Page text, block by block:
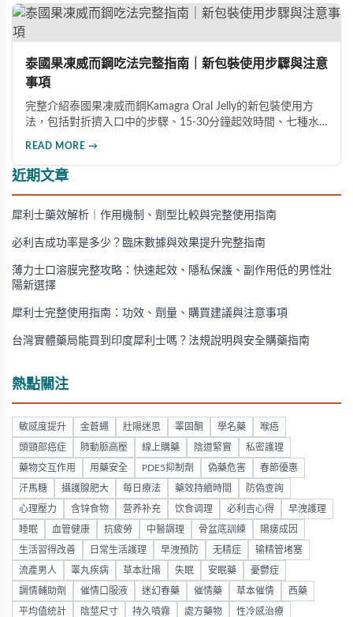
泰國果凍威而鋼吃法完整指南｜新包裝使用步驟與注意
事項
完整介紹泰國果凍威而鋼Kamagra Oral Jelly的新包裝使用方
法，包括對折擠入口中的步驟、15-30分鐘起效時間、七種水
READ MORE →
近期文章
犀利士藥效解析｜作用機制、劑型比較與完整使用指南
必利吉成功率是多少？臨床數據與效果提升完整指南
薄力士口溶膜完整攻略：快速起效、隱私保護、副作用低的男性壯
陽新選擇
犀利士完整使用指南：功效、劑量、購買建議與注意事項
台灣實體藥局能買到印度犀利士嗎？法規說明與安全購藥指南
熱點關注
敏感度提升 金蒼蠅 壯陽迷思 睪固酮 學名藥 喉癌
頭頸部癌症 肺動脈高壓 線上購藥 陰道緊實 私密護理
藥物交互作用 用藥安全 PDE5抑制劑 偽藥危害 春節優惠
汗馬糖 攝護腺肥大 每日療法 藥效持續時間 防偽查詢
心理壓力 含锌食物 营养补充 饮食调理 必利吉心得 早洩護理
睡眠 血管健康 抗疲勞 中醫調理 骨盆底訓練 陽痿成因
生活習得改善 日常生活護理 早洩預防 无精症 输精管堵塞
流產男人 睪丸疾病 草本壯陽 失眠 安眠藥 憂鬱症
調情輔助劑 催情口服液 迷幻春藥 催情藥 草本催情 西藥
平均值統計 陰莖尺寸 持久噴霧 處方藥物 性冷感治療